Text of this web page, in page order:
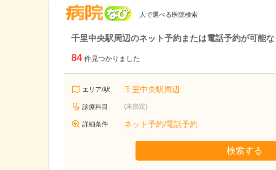
人で選べる医院検索
千里中央駅周辺のネット予約または電話予約が可能な
84 件見つかりました
エリア/駅 千里中央駅周辺
診療科目 (未指定)
詳細条件 ネット予約/電話予約
検索する